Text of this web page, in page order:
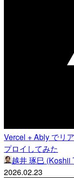
Vercel + Ably でリ
プロイしてみた
越井 琢巳 (Koshii
2026.02.23